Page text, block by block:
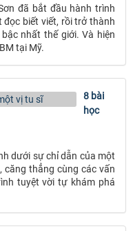
đã bắt đầu hành trình
biết viết, rồi trở thành
nhất thế giới. Và hiện
tại Mỹ.
8 bài
học
dưới sự chỉ dẫn của một
thẳng cùng các vấn
tuyệt vời tự khám phá